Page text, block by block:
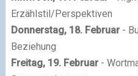
Erzählstil/Perspektiven
Donnerstag, 18. Februar -
Beziehung
Freitag, 19. Februar-